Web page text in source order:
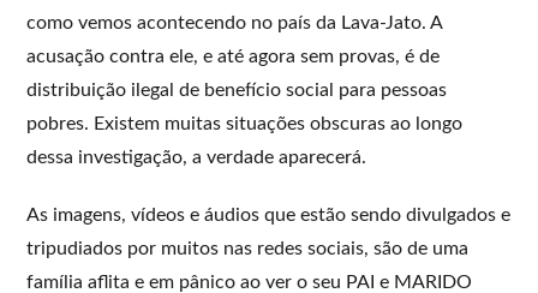
como vemos acontecendo no país da Lava-Jato. A
acusação contra ele, e até agora sem provas, é de
distribuição ilegal de benefício social para pessoas
pobres. Existem muitas situações obscuras ao longo
dessa investigação, a verdade aparecerá.
As imagens, vídeos e áudios que estão sendo divulgados e
tripudiados por muitos nas redes sociais, são de uma
família aflita e em pânico ao ver o seu PAI e MARIDO